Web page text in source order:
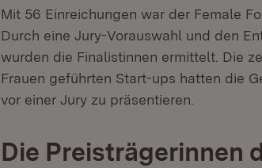
Mit 56 Einreichungen war der Female
Durch eine Jury-Vorauswahl und den
wurden die Finalistinnen ermittelt. Die
Frauen geführten Start-ups hatten die
vor einer Jury zu präsentieren.
Die Preisträgerinnen